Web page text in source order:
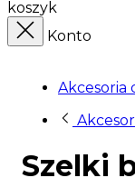
koszyk
Konto
Akcesoria
Szelki